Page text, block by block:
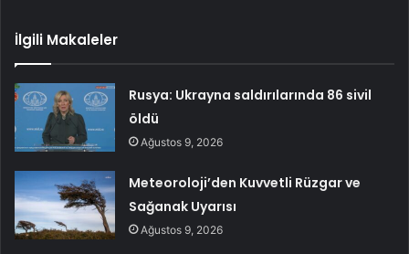
İlgili Makaleler
Rusya: Ukrayna saldırılarında 86 sivil
öldü
Ağustos 9, 2026
Meteoroloji’den Kuvvetli Rüzgar ve
Sağanak Uyarısı
Ağustos 9, 2026